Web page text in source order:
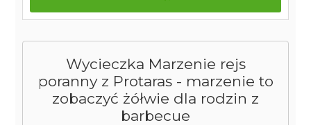
Wycieczka Marzenie rejs
poranny z Protaras - marzenie to
zobaczyć żółwie dla rodzin z
barbecue